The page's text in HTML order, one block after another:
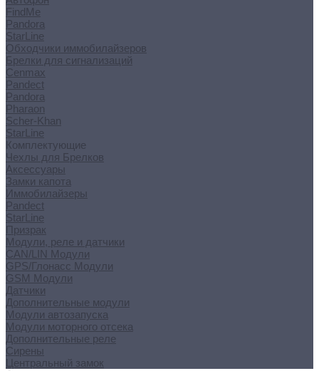
FindMe
Pandora
StarLine
Обходчики иммобилайзеров
Брелки для сигнализаций
Cenmax
Pandect
Pandora
Pharaon
Scher-Khan
StarLine
Комплектующие
Чехлы для Брелков
Аксессуары
Замки капота
Иммобилайзеры
Pandect
StarLine
Призрак
Модули, реле и датчики
CAN/LIN Модули
GPS/Глонасс Модули
GSM Модули
Датчики
Дополнительные модули
Модули автозапуска
Модули моторного отсека
Дополнительные реле
Сирены
Центральный замок